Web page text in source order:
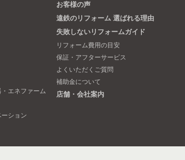
エネファーム
ション
お客様の声
遠鉄のリフォーム 選ばれる理由
失敗しないリフォームガイド
リフォーム費用の目安
保証・アフターサービス
よくいただくご質問
補助金について
店舗・会社案内